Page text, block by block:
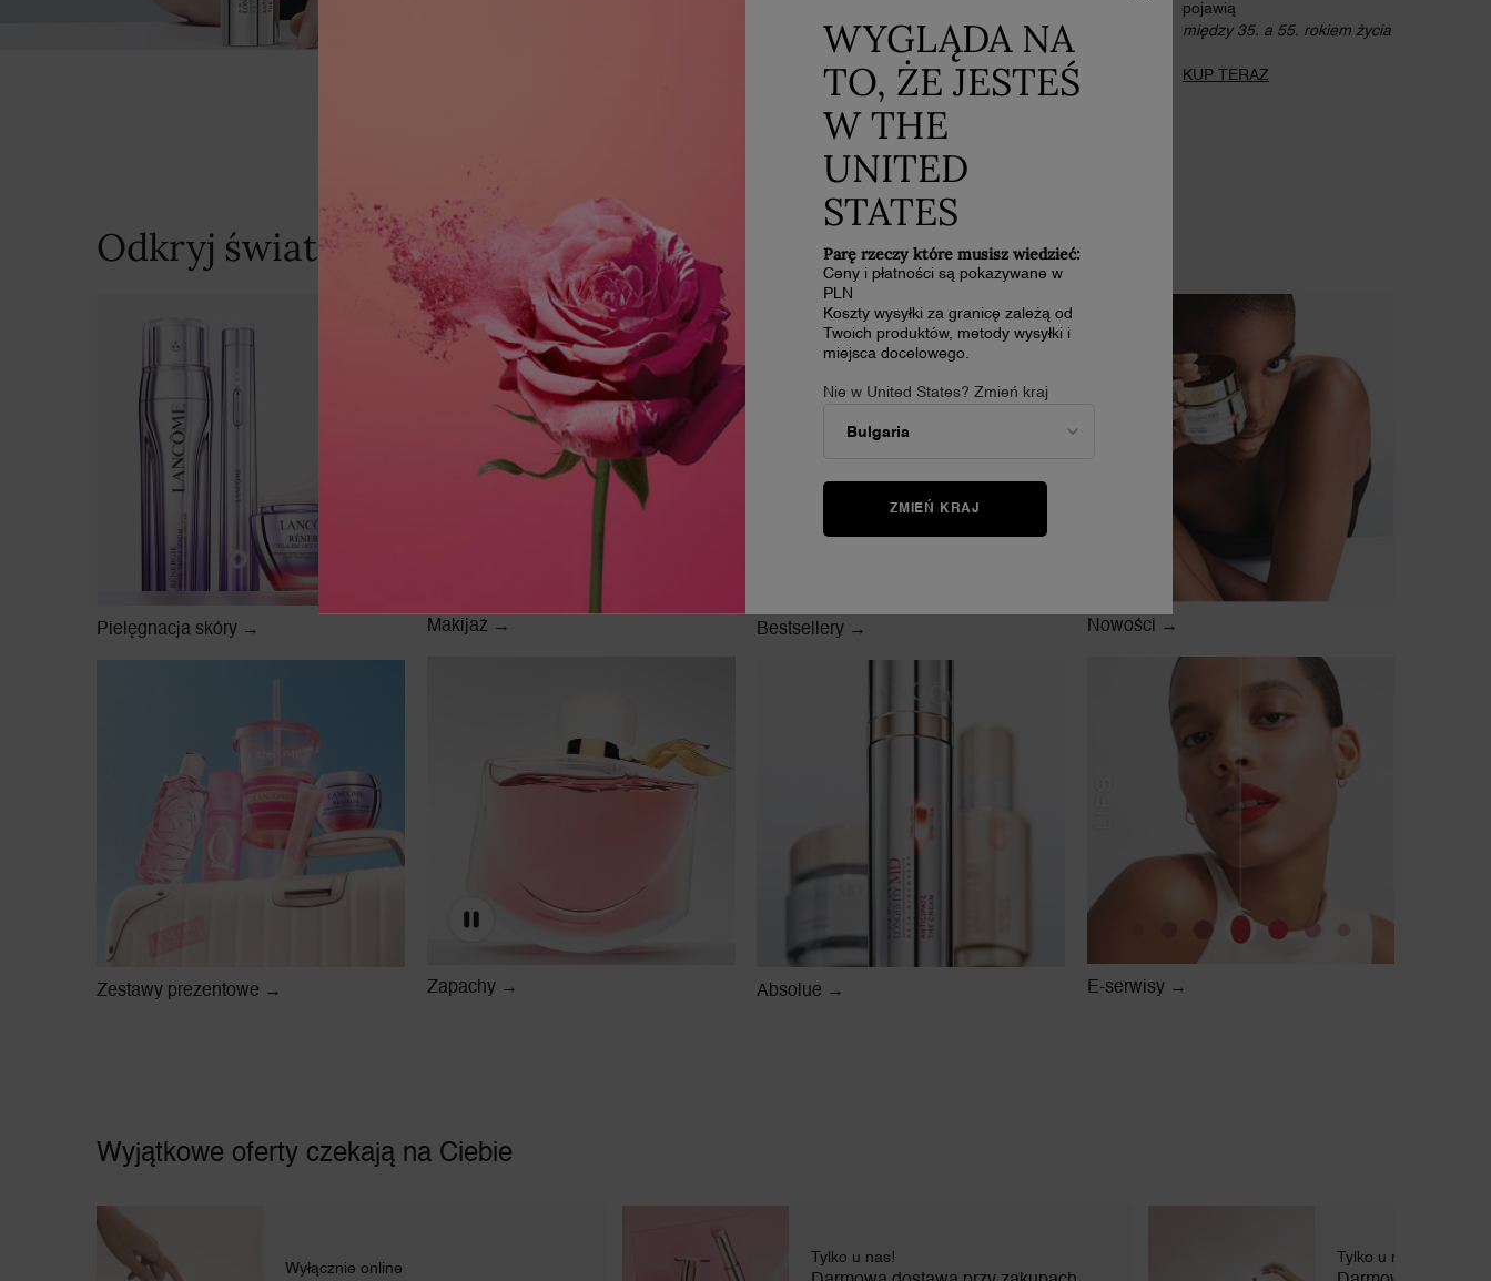
przed 35. rokiem życia
KUP TERAZ
pojawią
między 35. a 55. rokiem życia
KUP TERAZ
Odkryj świat Lancôme
Pielęgnacja skóry →
Zestawy prezentowe →
Makijaż →
Zapachy →
Bestsellery →
Absolue →
Nowości →
E-serwisy →
Wyjątkowe oferty czekają na Ciebie
Wyłącznie online
Tylko u nas! Tylko u nas!
WYGLĄDA NA
TO, ŻE JESTEŚ
W THE
UNITED
STATES
Parę rzeczy które musisz wiedzieć:
Ceny i płatności są pokazywane w
PLN
Koszty wysyłki za granicę zależą od
Twoich produktów, metody wysyłki i
miejsca docelowego.
Nie w United States? Zmień kraj
ZMIEŃ KRAJ